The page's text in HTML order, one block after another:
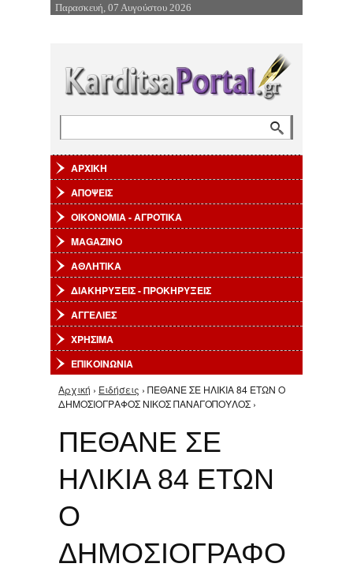
Επιστροφή στην Πλοήγηση
Παρασκευή, 07 Αυγούστου 2026
ΑΡΧΙΚΗ
ΑΠΟΨΕΙΣ
ΟΙΚΟΝΟΜΙΑ - ΑΓΡΟΤΙΚΑ
MAGAZINO
ΑΘΛΗΤΙΚΑ
ΔΙΑΚΗΡΥΞΕΙΣ - ΠΡΟΚΗΡΥΞΕΙΣ
ΑΓΓΕΛΙΕΣ
ΧΡΗΣΙΜΑ
ΕΠΙΚΟΙΝΩΝΙΑ
Είστε εδώ
Αρχική › Ειδήσεις › ΠΕΘΑΝΕ ΣΕ ΗΛΙΚΙΑ 84 ΕΤΩΝ Ο
ΔΗΜΟΣΙΟΓΡΑΦΟΣ ΝΙΚΟΣ ΠΑΝΑΓΟΠΟΥΛΟΣ ›
ΠΕΘΑΝΕ ΣΕ
ΗΛΙΚΙΑ 84 ΕΤΩΝ
Ο
ΔΗΜΟΣΙΟΓΡΑΦΟ